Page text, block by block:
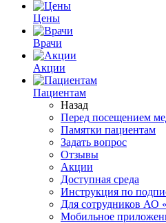
Цены
Врачи
Акции
Пациентам
Назад
Перед посещением
Памятки пациентам
Задать вопрос
Отзывы
Акции
Доступная среда
Инструкция по
Для сотрудников АО
Мобильное